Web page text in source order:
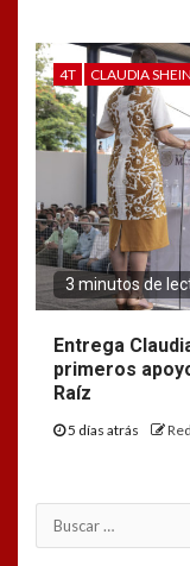
4T CLAUDIA
3 minutos de
Entrega
primeros
Raíz
5 días atrás
Buscar: